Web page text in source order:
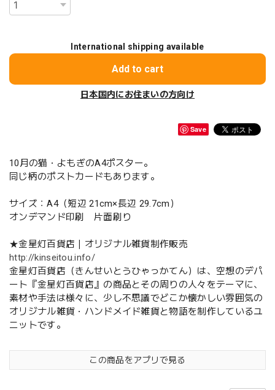
International shipping available
Add to cart
日本国内にお住まいの方向け
Save
10月の猫・よもぎのA4ポスター。
同じ柄のポストカードもあります。
サイズ：A4（短辺 21cm×長辺 29.7cm）
オンデマンド印刷 片面刷り
★金星灯百貨店｜オリジナル雑貨制作販売
http://kinseitou.info/
金星灯百貨店（きんせいとうひゃっかてん）は、空想のデパ
ート『金星灯百貨店』の商品とその周りの人々をテーマに、
素材や手法は様々に、少し不思議でどこか懐かしい雰囲気の
オリジナル雑貨・ハンドメイド雑貨と物語を制作しているユ
ニットです。
この商品をアプリで見る